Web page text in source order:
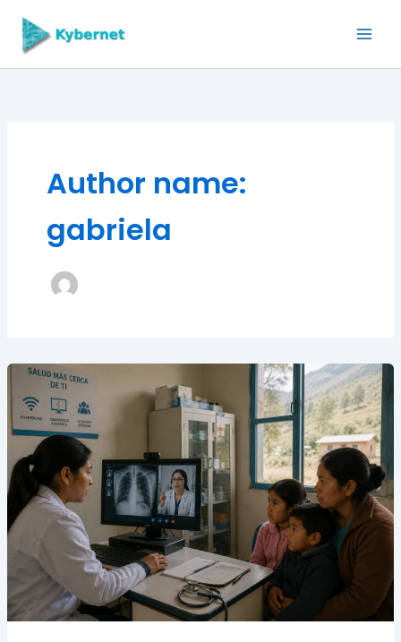
content
Author name:
gabriela